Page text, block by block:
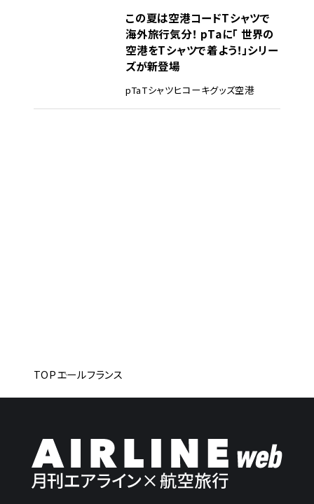
この夏は空港コードTシャツで
海外旅行気分！ pTaに「 世界の
空港をTシャツで着よう！」シリー
ズが新登場
pTaTシャツヒコーキグッズ空港
TOPエールフランス